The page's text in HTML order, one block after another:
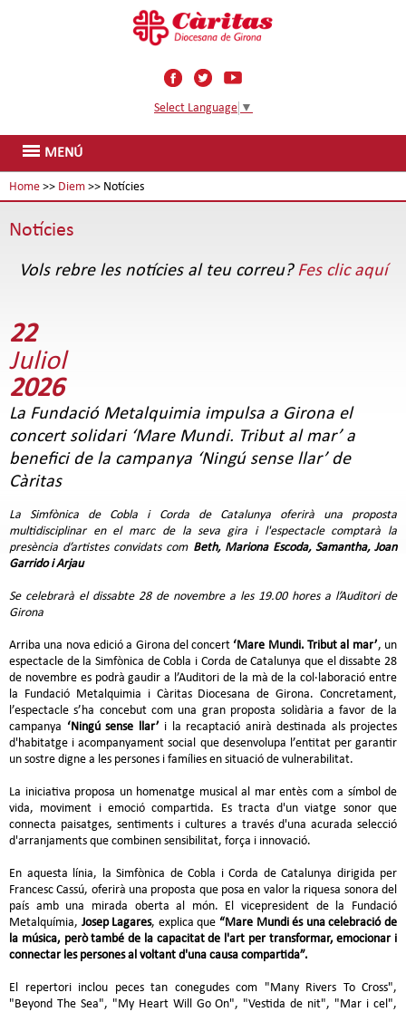
Select Language ▼
MENÚ
Home >> Diem >> Notícies
Notícies
Vols rebre les notícies al teu correu? Fes clic aquí
22
Juliol
2026
La Fundació Metalquimia impulsa a Girona el
concert solidari ‘Mare Mundi. Tribut al mar’ a
benefici de la campanya ‘Ningú sense llar’ de
Càritas
La Simfònica de Cobla i Corda de Catalunya oferirà una proposta
multidisciplinar en el marc de la seva gira i l'espectacle comptarà la
presència d’artistes convidats com Beth, Mariona Escoda, Samantha, Joan
Garrido i Arjau
Se celebrarà el dissabte 28 de novembre a les 19.00 hores a l’Auditori de
Girona
Arriba una nova edició a Girona del concert ‘Mare Mundi. Tribut al mar’, un
espectacle de la Simfònica de Cobla i Corda de Catalunya que el dissabte 28
de novembre es podrà gaudir a l’Auditori de la mà de la col·laboració entre
la Fundació Metalquimia i Càritas Diocesana de Girona. Concretament,
l’espectacle s’ha concebut com una gran proposta solidària a favor de la
campanya ‘Ningú sense llar’ i la recaptació anirà destinada als projectes
d'habitatge i acompanyament social que desenvolupa l’entitat per garantir
un sostre digne a les persones i famílies en situació de vulnerabilitat.
La iniciativa proposa un homenatge musical al mar entès com a símbol de
vida, moviment i emoció compartida. Es tracta d'un viatge sonor que
connecta paisatges, sentiments i cultures a través d'una acurada selecció
d'arranjaments que combinen sensibilitat, força i innovació.
En aquesta línia, la Simfònica de Cobla i Corda de Catalunya dirigida per
Francesc Cassú, oferirà una proposta que posa en valor la riquesa sonora del
país amb una mirada oberta al món. El vicepresident de la Fundació
Metalquímia, Josep Lagares, explica que “Mare Mundi és una celebració de
la música, però també de la capacitat de l'art per transformar, emocionar i
connectar les persones al voltant d'una causa compartida”.
El repertori inclou peces tan conegudes com "Many Rivers To Cross",
"Beyond The Sea", "My Heart Will Go On", "Vestida de nit", "Mar i cel",